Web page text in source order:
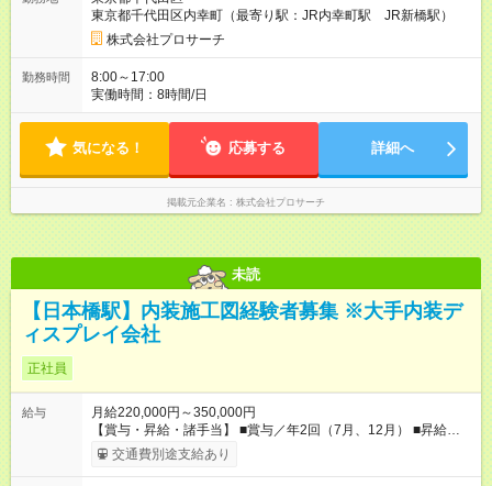
東京都千代田区内幸町（最寄り駅：JR内幸町駅 JR新橋駅）
株式会社プロサーチ
勤務時間
8:00～17:00
実働時間：8時間/日
気になる！ 応募する 詳細へ
掲載元企業名 株式会社プロサーチ
未読
【日本橋駅】内装施工図経験者募集 ※大手内装デ
ィスプレイ会社
正社員
給与
月給220,000円～350,000円
【賞与・昇給・諸手当】 ■賞与／年2回（7月、12月） ■昇給／
年1回（4月） ■通勤交通費支給(5万円以内／月) ■時間外手当 ■家
族手当 ■役職手当 ■資格手当(詳細は待遇・福利厚生欄をご確認
交通費別途支給あり